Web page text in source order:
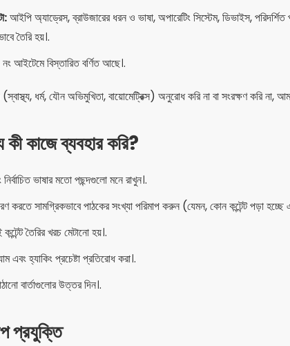
আইপি অ্যাড্রেস, ব্রাউজারের ধরন ও ভাষা, অপারেটিং সিস্টেম, ডিভাইস,
তৈরি হয়।.
আইটেমে বিস্তারিত বর্ণিত আছে।.
ধর্ম, যৌন অভিমুখিতা, বায়োমেট্রিক্স) অনুরোধ করি না বা সংরক্ষণ করি
কাজে ব্যবহার করি?
ভাষার মতো পছন্দগুলো মনে রাখুন।.
করতে সামগ্রিকভাবে পাঠকের সংখ্যা পরিমাপ করুন (যেমন, কোন কন্টেন্ট পড়া
তৈরির খরচ মেটানো হয়।.
এবং হ্যাকিং প্রচেষ্টা প্রতিরোধ করা।.
বার্তাগুলোর উত্তর দিন।.
প্রযুক্তি